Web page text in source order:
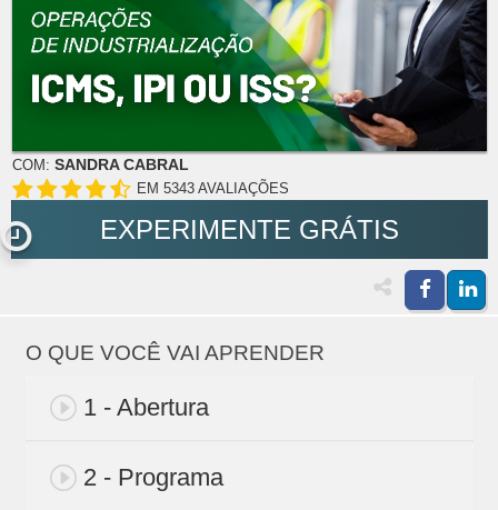
COM: SANDRA CABRAL
EM 5343 AVALIAÇÕES
EXPERIMENTE GRÁTIS
O QUE VOCÊ VAI APRENDER
1 - Abertura
2 - Programa